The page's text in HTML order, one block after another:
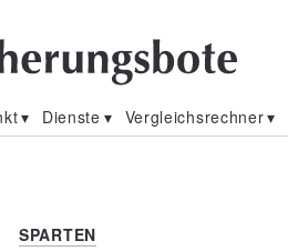
Dienste Vergleichsrechner
SPARTEN